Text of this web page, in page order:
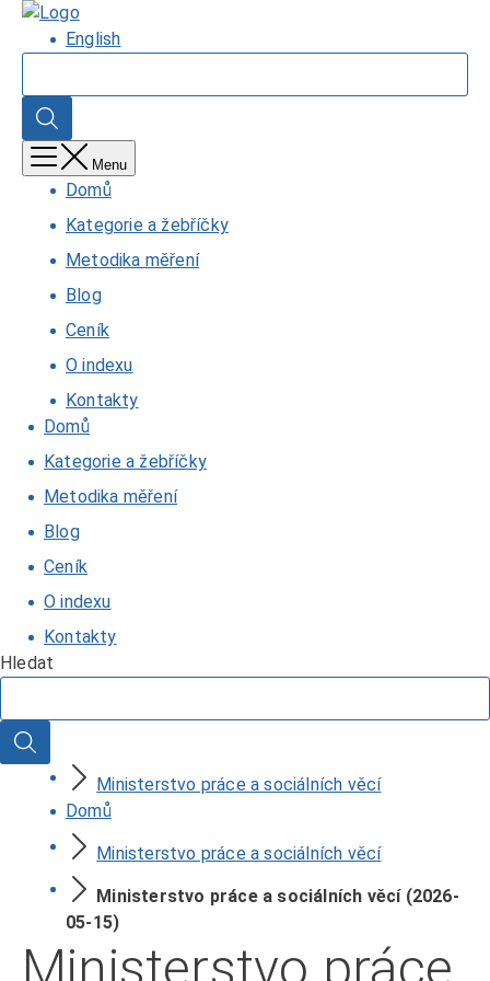
Přejít
obsahu
Domů
English
Hledat
Menu
Domů
Kategorie a žebříčky
Metodika měření
Blog
Ceník
O indexu
Kontakty
Domů
Kategorie a žebříčky
Metodika měření
Blog
Ceník
O indexu
Kontakty
Hledat
Hledat
Ministerstvo práce a sociálních věcí
Domů
Ministerstvo práce a sociálních věcí
Ministerstvo práce a sociálních věcí (2026-
05-15)
Ministerstvo práce